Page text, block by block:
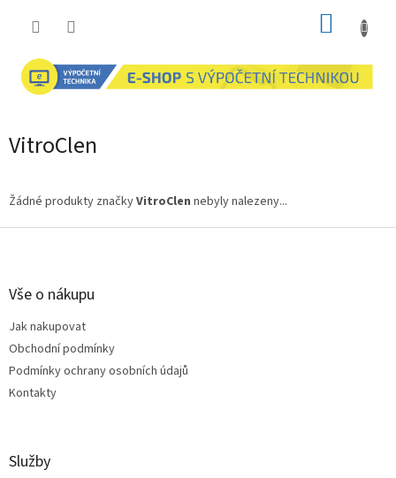
VitroClen
Žádné produkty značkyVitroClen nebyly nalezeny...
Z
Vše o nákupu
Jak nakupovat
Obchodní podmínky
Podmínky ochrany osobních údajů
Kontakty
Služby